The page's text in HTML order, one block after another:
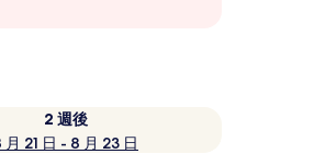
2 週後
月 21 日 - 8 月 23 日